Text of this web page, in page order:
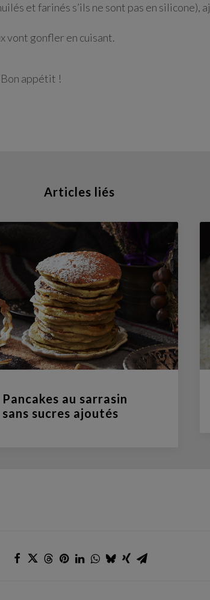
et farinés s’ils ne sont pas en
vont gonfler en cuisant.
appétit !
Articles liés
Pancakes au sarrasin
sans sucres ajoutés